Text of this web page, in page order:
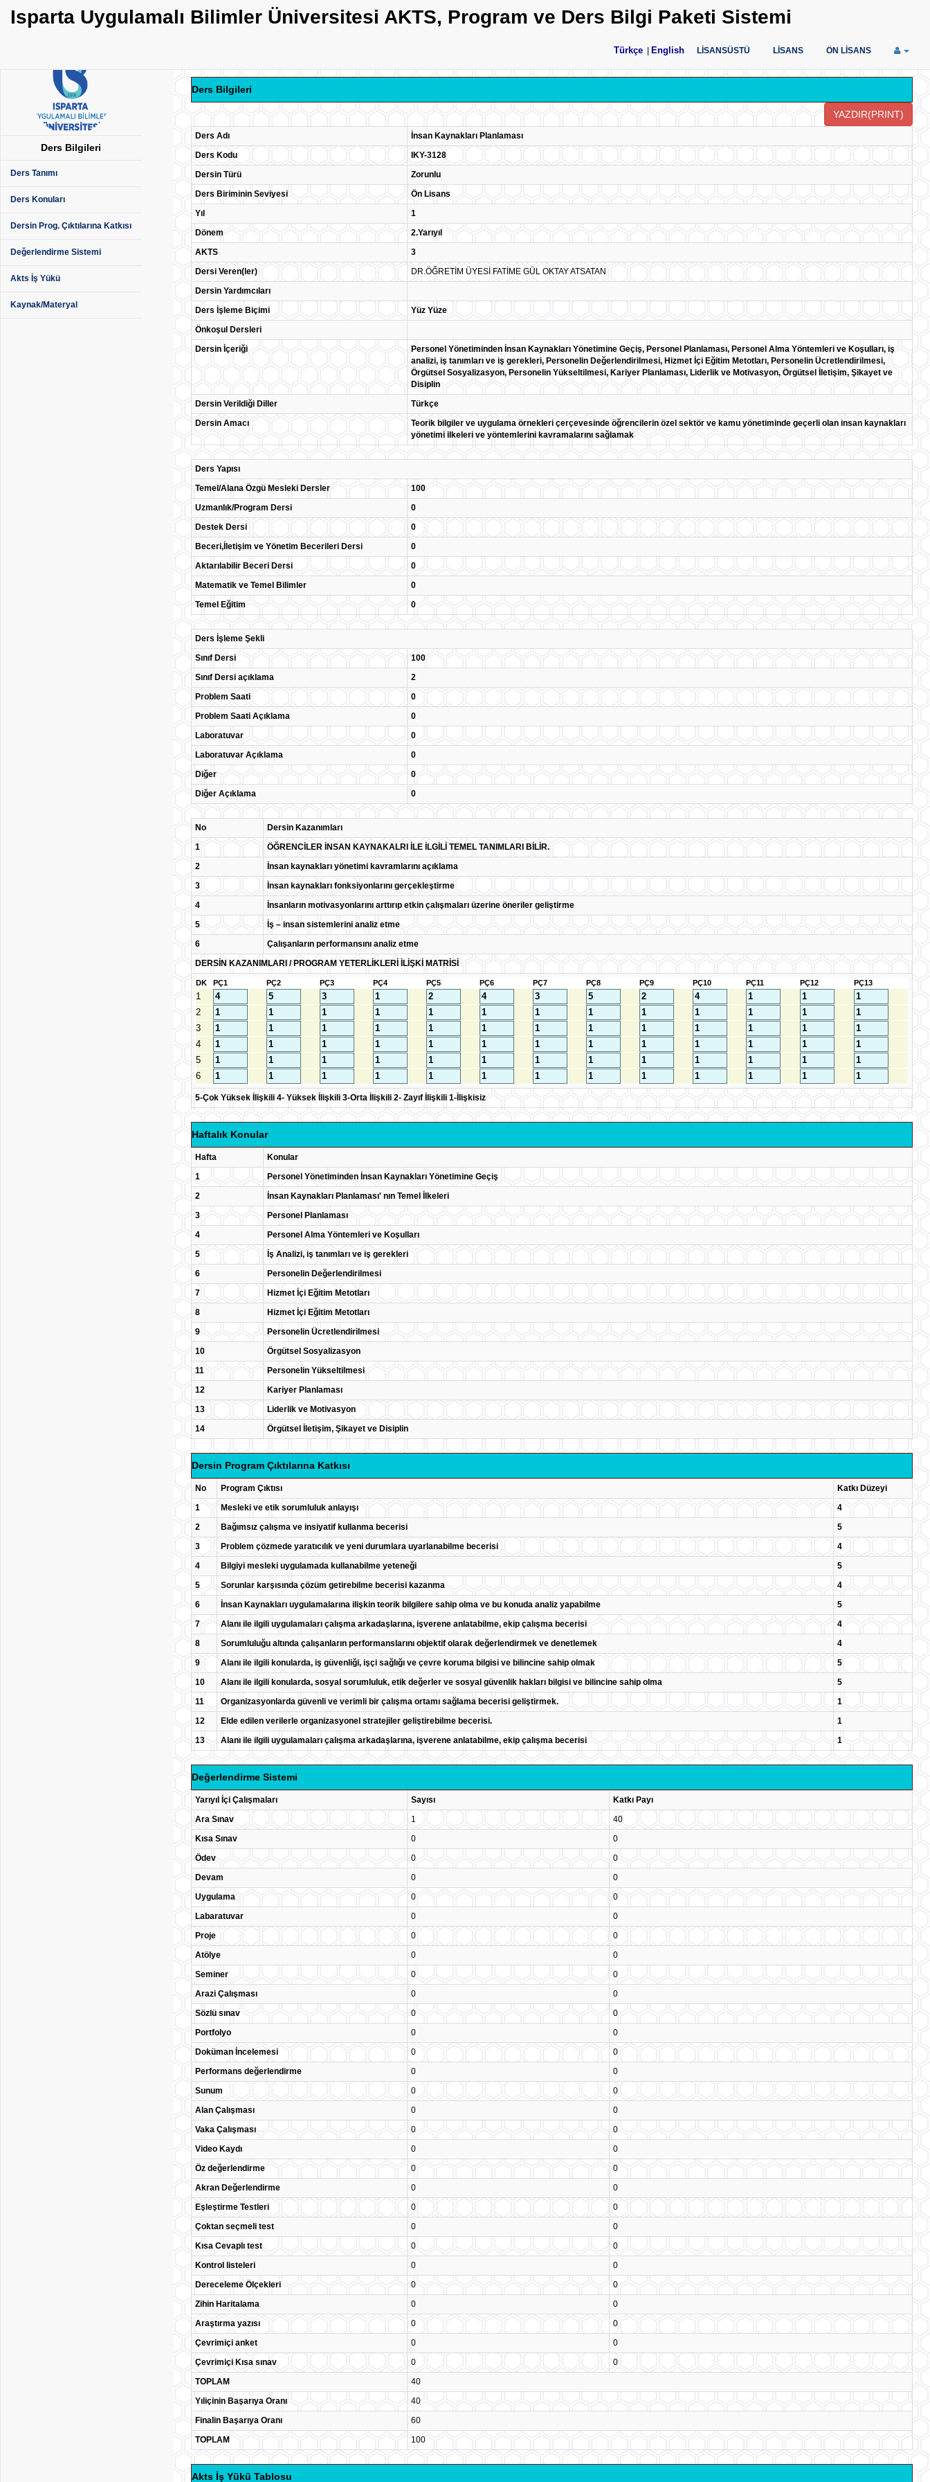
Isparta Uygulamalı Bilimler Üniversitesi AKTS, Program ve Ders Bilgi Paketi Sistemi
Türkçe English LİSANSÜSTÜ LİSANS ÖN LİSANS
Ders Bilgileri
Ders Tanımı
Ders Konuları
Dersin Prog. Çıktılarına Katkısı
Değerlendirme Sistemi
Akts İş Yükü
Kaynak/Materyal
Ders Bilgileri
Ders Adı
İnsan Kaynakları Planlaması
Ders Kodu
IKY-3128
Dersin Türü
Zorunlu
Ders Biriminin Seviyesi
Ön Lisans
Yıl
1
Dönem
2.Yarıyıl
AKTS
3
Dersi Veren(ler)
DR.ÖĞRETİM ÜYESİ FATİME GÜL OKTAY ATSATAN
Dersin Yardımcıları
Ders İşleme Biçimi
Yüz Yüze
Önkoşul Dersleri
Dersin İçeriği
Personel Yönetiminden İnsan Kaynakları Yönetimine Geçiş, Personel Planlaması, Personel Alma Yöntemleri ve Koşulları, iş
analizi, iş tanımları ve iş gerekleri, Personelin Değerlendirilmesi, Hizmet İçi Eğitim Metotları, Personelin Ücretlendirilmesi,
Örgütsel Sosyalizasyon, Personelin Yükseltilmesi, Kariyer Planlaması, Liderlik ve Motivasyon, Örgütsel İletişim, Şikayet ve
Disiplin
Dersin Verildiği Diller
Türkçe
Dersin Amacı
Teorik bilgiler ve uygulama örnekleri çerçevesinde öğrencilerin özel sektör ve kamu yönetiminde geçerli olan insan kaynakları
yönetimi ilkeleri ve yöntemlerini kavramalarını sağlamak
Ders Yapısı
Temel/Alana Özgü Mesleki Dersler
100
Uzmanlık/Program Dersi
0
Destek Dersi
0
Beceri,İletişim ve Yönetim Becerileri Dersi
0
Aktarılabilir Beceri Dersi
0
Matematik ve Temel Bilimler
0
Temel Eğitim
0
Ders İşleme Şekli
Sınıf Dersi
100
Sınıf Dersi açıklama
2
Problem Saati
0
Problem Saati Açıklama
0
Laboratuvar
0
Laboratuvar Açıklama
0
Diğer
0
Diğer Açıklama
0
No
Dersin Kazanımları
1
ÖĞRENCİLER İNSAN KAYNAKALRI İLE İLGİLİ TEMEL TANIMLARI BİLİR.
2
İnsan kaynakları yönetimi kavramlarını açıklama
3
İnsan kaynakları fonksiyonlarını gerçekleştirme
4
İnsanların motivasyonlarını arttırıp etkin çalışmaları üzerine öneriler geliştirme
5
İş – insan sistemlerini analiz etme
6
Çalışanların performansını analiz etme
DERSİN KAZANIMLARI / PROGRAM YETERLİKLERİ İLİŞKİ MATRİSİ
DK PÇ1 PÇ2 PÇ3 PÇ4 PÇ5 PÇ6 PÇ7 PÇ8 PÇ9 PÇ10 PÇ11 PÇ12 PÇ13
1
2
3
4
5
6
5-Çok Yüksek İlişkili 4- Yüksek İlişkili 3-Orta İlişkili 2- Zayıf İlişkili 1-İlişkisiz
Haftalık Konular
Hafta
Konular
1
Personel Yönetiminden İnsan Kaynakları Yönetimine Geçiş
2
İnsan Kaynakları Planlaması' nın Temel İlkeleri
3
Personel Planlaması
4
Personel Alma Yöntemleri ve Koşulları
5
İş Analizi, iş tanımları ve iş gerekleri
6
Personelin Değerlendirilmesi
7
Hizmet İçi Eğitim Metotları
8
Hizmet İçi Eğitim Metotları
9
Personelin Ücretlendirilmesi
10
Örgütsel Sosyalizasyon
11
Personelin Yükseltilmesi
12
Kariyer Planlaması
13
Liderlik ve Motivasyon
14
Örgütsel İletişim, Şikayet ve Disiplin
Dersin Program Çıktılarına Katkısı
No Program Çıktısı
Katkı Düzeyi
1
Mesleki ve etik sorumluluk anlayışı
4
2
Bağımsız çalışma ve insiyatif kullanma becerisi
5
3
Problem çözmede yaratıcılık ve yeni durumlara uyarlanabilme becerisi
4
4
Bilgiyi mesleki uygulamada kullanabilme yeteneği
5
5
Sorunlar karşısında çözüm getirebilme becerisi kazanma
4
6
İnsan Kaynakları uygulamalarına ilişkin teorik bilgilere sahip olma ve bu konuda analiz yapabilme
5
7
Alanı ile ilgili uygulamaları çalışma arkadaşlarına, işverene anlatabilme, ekip çalışma becerisi
4
8
Sorumluluğu altında çalışanların performanslarını objektif olarak değerlendirmek ve denetlemek
4
9
Alanı ile ilgili konularda, iş güvenliği, işçi sağlığı ve çevre koruma bilgisi ve bilincine sahip olmak
5
10
Alanı ile ilgili konularda, sosyal sorumluluk, etik değerler ve sosyal güvenlik hakları bilgisi ve bilincine sahip olma
5
11
Organizasyonlarda güvenli ve verimli bir çalışma ortamı sağlama becerisi geliştirmek.
1
12
Elde edilen verilerle organizasyonel stratejiler geliştirebilme becerisi.
1
13
Alanı ile ilgili uygulamaları çalışma arkadaşlarına, işverene anlatabilme, ekip çalışma becerisi 1
Değerlendirme Sistemi
Yarıyıl İçi Çalışmaları Sayısı
Katkı Payı
Ara Sınav
1
40
Kısa Sınav
0
0
Ödev
0
0
Devam
0
0
Uygulama
0
0
Labaratuvar
0
0
Proje
0
0
Atölye
0
0
Seminer
0
0
Arazi Çalışması
0
0
Sözlü sınav
0
0
Portfolyo
0
0
Doküman İncelemesi
0
0
Performans değerlendirme
0
0
Sunum
0
0
Alan Çalışması
0
0
Vaka Çalışması
0
0
Video Kaydı
0
0
Öz değerlendirme
0
0
Akran Değerlendirme
0
0
Eşleştirme Testleri
0
0
Çoktan seçmeli test
0
0
Kısa Cevaplı test
0
0
Kontrol listeleri
0
0
Dereceleme Ölçekleri
0
0
Zihin Haritalama
0
0
Araştırma yazısı
0
0
Çevrimiçi anket
0
0
Çevrimiçi Kısa sınav
0
0
TOPLAM
40
Yıliçinin Başarıya Oranı
40
Finalin Başarıya Oranı
60
TOPLAM
100
Akts İş Yükü Tablosu